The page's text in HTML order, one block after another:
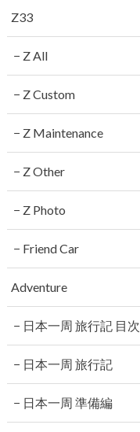
Z33
Z All
Z Custom
Z Maintenance
Z Other
Z Photo
Friend Car
Adventure
日本一周 旅行記 目次
日本一周 旅行記
日本一周 準備編